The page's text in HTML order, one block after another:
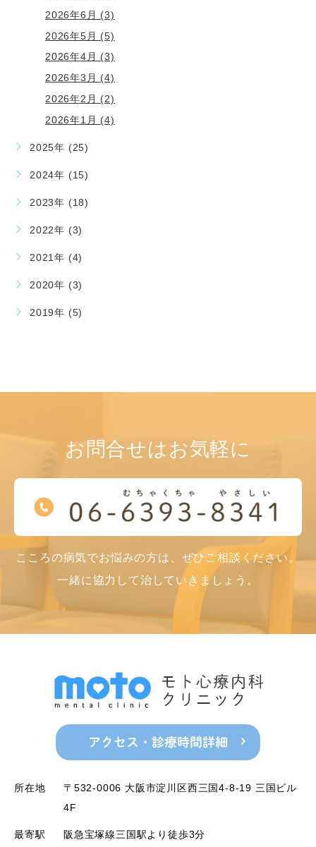
2026年6月 (3)
2026年5月 (5)
2026年4月 (3)
2026年3月 (4)
2026年2月 (2)
2026年1月 (4)
2025年 (25)
2024年 (15)
2023年 (18)
2022年 (3)
2021年 (4)
2020年 (3)
2019年 (5)
お問合せはお気軽に
こころの病気でお悩みの方は、ぜひご相談ください。
一緒に協力して治していきましょう。
アクセス・診療時間詳細
所在地
〒532-0006 大阪市淀川区西三国4-8-19 三国ビル
4F
最寄駅 阪急宝塚線三国駅より徒歩3分